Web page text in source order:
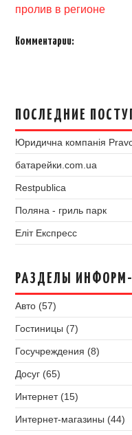
пролив в регионе
Комментарии:
ПОСЛЕДНИЕ
Юридична компанія
батарейки.com.ua
Restpublica
Поляна - гриль парк
Еліт Експресс
РАЗДЕЛЫ
Авто (57)
Гостиницы (7)
Госучреждения (8)
Досуг (65)
Интернет (15)
Интернет-магазины (44)